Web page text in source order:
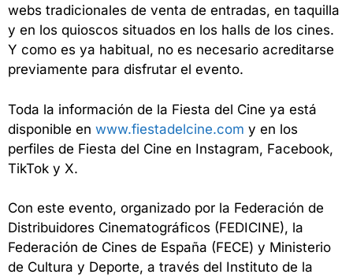
webs tradicionales de venta de entradas, en taquilla
y en los quioscos situados en los halls de los cines.
Y como es ya habitual, no es necesario acreditarse
previamente para disfrutar el evento.
Toda la información de la Fiesta del Cine ya está
disponible en www.fiestadelcine.com y en los
perfiles de Fiesta del Cine en Instagram, Facebook,
TikTok y X.
Con este evento, organizado por la Federación de
Distribuidores Cinematográficos (FEDICINE), la
Federación de Cines de España (FECE) y Ministerio
de Cultura y Deporte, a través del Instituto de la